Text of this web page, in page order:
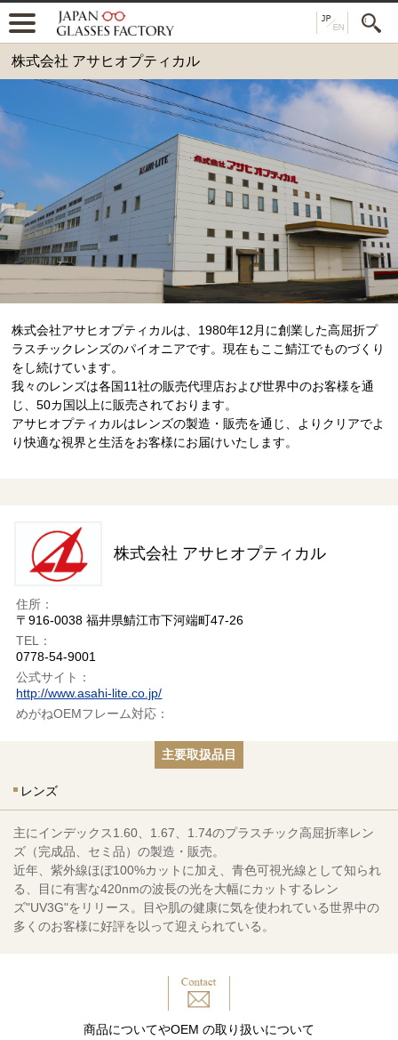
株式会社 アサヒオプティカル
株式会社アサヒオプティカルは、1980年12月に創業した高屈折プ
ラスチックレンズのパイオニアです。現在もここ鯖江でものづくり
をし続けています。
我々のレンズは各国11社の販売代理店および世界中のお客様を通
じ、50カ国以上に販売されております。
アサヒオプティカルはレンズの製造・販売を通じ、よりクリアでよ
り快適な視界と生活をお客様にお届けいたします。
株式会社 アサヒオプティカル
住所：
〒916-0038 福井県鯖江市下河端町47-26
TEL：
0778-54-9001
公式サイト：
http://www.asahi-lite.co.jp/
めがねOEMフレーム対応：
主要取扱品目
レンズ
主にインデックス1.60、1.67、1.74のプラスチック高屈折率レン
ズ（完成品、セミ品）の製造・販売。
近年、紫外線ほぼ100%カットに加え、青色可視光線として知られ
る、目に有害な420nmの波長の光を大幅にカットするレン
ズ"UV3G"をリリース。目や肌の健康に気を使われている世界中の
多くのお客様に好評を以って迎えられている。
商品についてやOEM の取り扱いについて